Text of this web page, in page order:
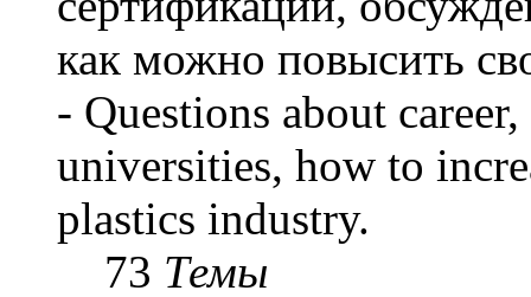
как можно повысить
- Questions about
universities, how to
plastics industry.
73 Темы